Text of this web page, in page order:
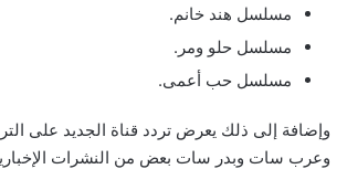
مسلسل هند خانم.
مسلسل حلو ومر.
مسلسل حب أعمى.
وإضافة إلى ذلك يعرض تردد قناة الجديد على
وعرب سات وبدر سات بعض من النشرات الإخبارية